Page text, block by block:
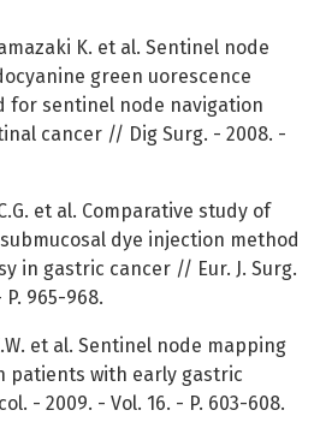
K. et al. Sentinel node
green uorescence
for sentinel node navigation
cancer // Dig Surg. - 2008. -
et al. Comparative study of
dye injection method
in gastric cancer // Eur. J. Surg.
P. 965-968.
et al. Sentinel node mapping
patients with early gastric
- 2009. - Vol. 16. - P. 603-608.